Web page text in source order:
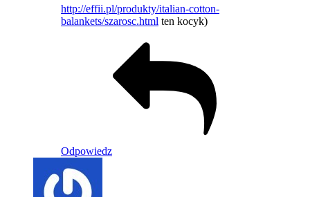
http://effii.pl/produkty/italian-cotton-
balankets/szarosc.html ten kocyk)
Odpowiedz